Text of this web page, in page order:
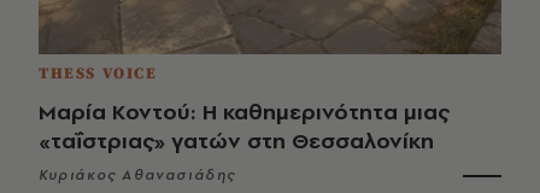
THESS VOICE
Μαρία Κοντού: Η καθημερινότητα μιας
«ταΐστριας» γατών στη Θεσσαλονίκη
Κυριάκος Αθανασιάδης